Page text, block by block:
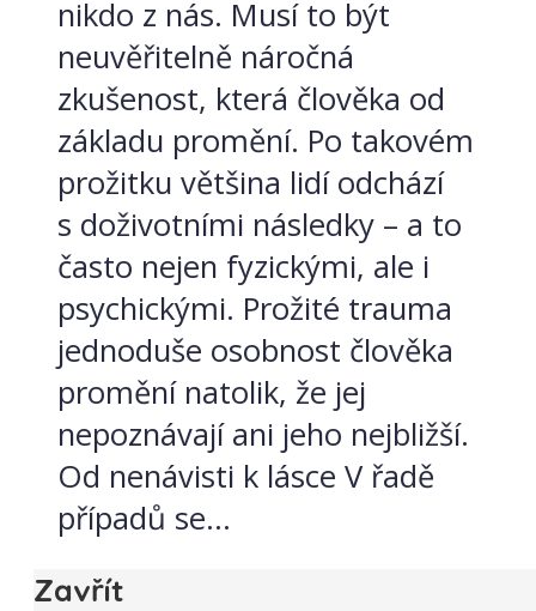
nikdo z nás. Musí to být
neuvěřitelně náročná
zkušenost, která člověka od
základu promění. Po takovém
prožitku většina lidí odchází
s doživotními následky – a to
často nejen fyzickými, ale i
psychickými. Prožité trauma
jednoduše osobnost člověka
promění natolik, že jej
nepoznávají ani jeho nejbližší.
Od nenávisti k lásce V řadě
případů se...
Zavřít